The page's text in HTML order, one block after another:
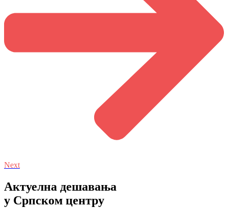
Next
Aктуелна дешавања
у Српском центру